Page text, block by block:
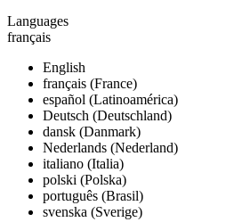
Languages
français
English
français (France)
español (Latinoamérica)
Deutsch (Deutschland)
dansk (Danmark)
Nederlands (Nederland)
italiano (Italia)
polski (Polska)
português (Brasil)
svenska (Sverige)